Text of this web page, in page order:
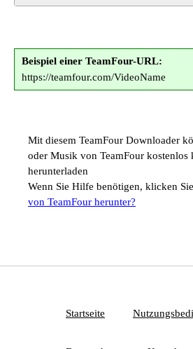
Beispiel einer TeamFour-URL:
https://teamfour.com/VideoName
Mit diesem TeamFour Downloader
oder Musik von TeamFour kostenlos
herunterladen
Wenn Sie Hilfe benötigen, klicken
von TeamFour herunter?
Startseite